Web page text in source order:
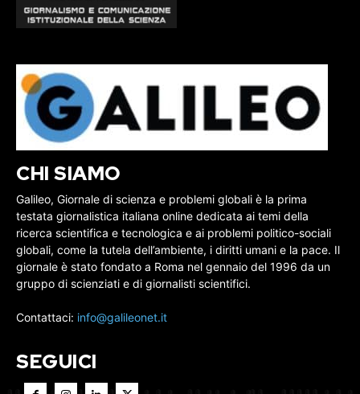
CHI SIAMO
Galileo, Giornale di scienza e problemi globali è la prima
testata giornalistica italiana online dedicata ai temi della
ricerca scientifica e tecnologica e ai problemi politico-sociali
globali, come la tutela dell’ambiente, i diritti umani e la pace. Il
giornale è stato fondato a Roma nel gennaio del 1996 da un
gruppo di scienziati e di giornalisti scientifici.
Contattaci: info@galileonet.it
SEGUICI